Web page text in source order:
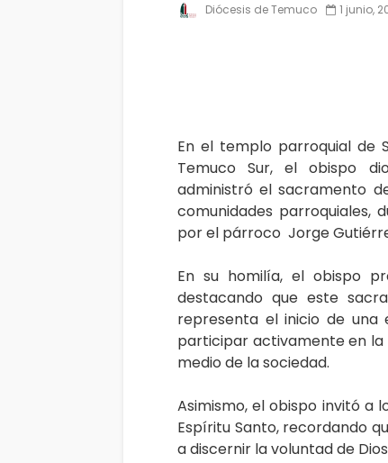
Diócesis de Temuco 1 junio,
En el templo parroquial de
Temuco Sur, el obispo
administró el sacramento
comunidades parroquiales,
por el párroco Jorge
En su homilía, el obispo
destacando que este
representa el inicio de
participar activamente en la
medio de la sociedad.
Asimismo, el obispo invitó a
Espíritu Santo, recordando
a discernir la voluntad de